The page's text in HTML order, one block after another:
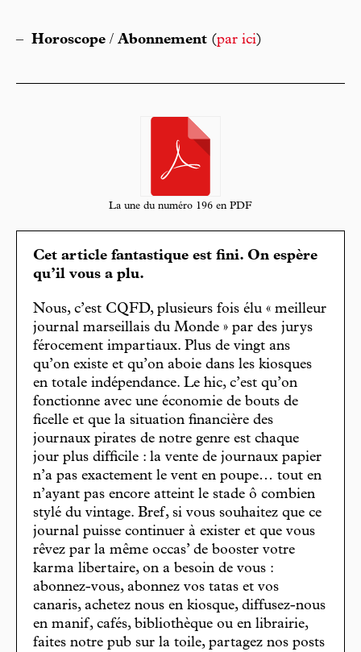
– Horoscope / Abonnement (par ici)
La une du numéro 196 en PDF
Cet article fantastique est fini. On espère
qu’il vous a plu.
Nous, c’est CQFD, plusieurs fois élu « meilleur
journal marseillais du Monde » par des jurys
férocement impartiaux. Plus de vingt ans
qu’on existe et qu’on aboie dans les kiosques
en totale indépendance. Le hic, c’est qu’on
fonctionne avec une économie de bouts de
ficelle et que la situation financière des
journaux pirates de notre genre est chaque
jour plus difficile : la vente de journaux papier
n’a pas exactement le vent en poupe… tout en
n’ayant pas encore atteint le stade ô combien
stylé du vintage. Bref, si vous souhaitez que ce
journal puisse continuer à exister et que vous
rêvez par la même occas’ de booster votre
karma libertaire, on a besoin de vous :
abonnez-vous, abonnez vos tatas et vos
canaris, achetez nous en kiosque, diffusez-nous
en manif, cafés, bibliothèque ou en librairie,
faites notre pub sur la toile, partagez nos posts